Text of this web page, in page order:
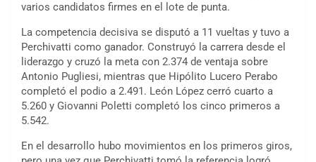
varios candidatos firmes en el lote de punta.
La competencia decisiva se disputó a 11 vueltas y tuvo a
Perchivatti como ganador. Construyó la carrera desde el
liderazgo y cruzó la meta con 2.374 de ventaja sobre
Antonio Pugliesi, mientras que Hipólito Lucero Perabo
completó el podio a 2.491. León López cerró cuarto a
5.260 y Giovanni Poletti completó los cinco primeros a
5.542.
En el desarrollo hubo movimientos en los primeros giros,